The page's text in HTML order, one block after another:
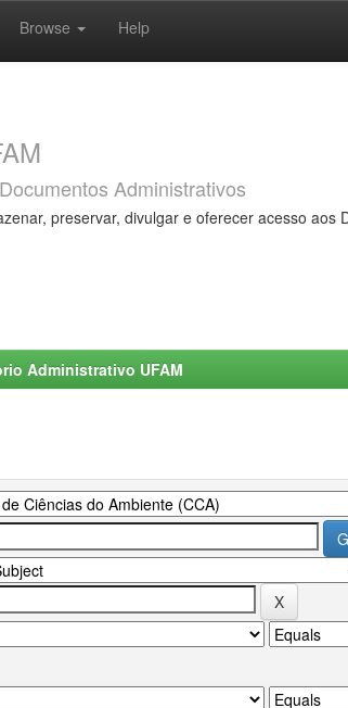
Browse Help
Administrativos
preservar, divulgar e oferecer acesso
Administrativo UFAM